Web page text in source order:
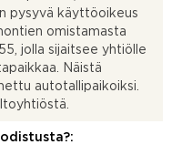
pysyvä käyttöoikeus
omistamasta
jolla sijaitsee yhtiölle
Näistä
autotallipaikoiksi.